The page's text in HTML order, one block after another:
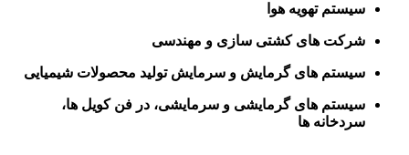
سیستم تهویه هوا
شرکت های کشتی سازی و مهندسی
سیستم های گرمایش و سرمایش تولید محصولات شیمیایی
سیستم های گرمایشی و سرمایشی، در فن کویل ها،
سردخانه ها